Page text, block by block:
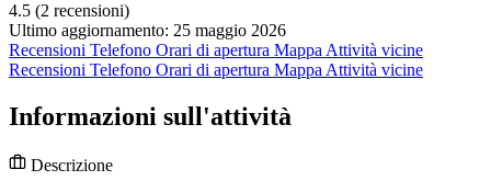
4.5 (2 recensioni)
Ultimo aggiornamento: 25 maggio 2026
Recensioni Telefono Orari di apertura Mappa Attività vicine
Recensioni Telefono Orari di apertura Mappa Attività vicine
Informazioni sull'attività
Descrizione